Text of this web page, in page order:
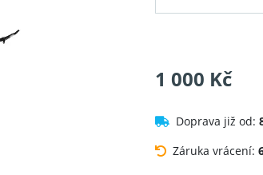
1 000 Kč
Doprava již od:
Záruka vrácení: